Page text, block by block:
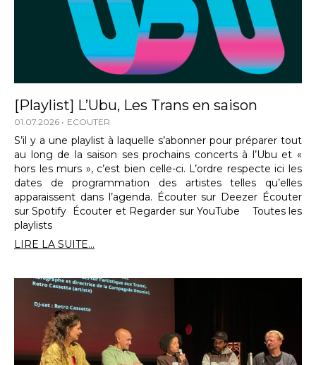
[Playlist] L’Ubu, Les Trans en saison
01.07.2026 ECOUTER
S’il y a une playlist à laquelle s’abonner pour préparer tout
au long de la saison ses prochains concerts à l’Ubu et «
hors les murs », c’est bien celle-ci. L’ordre respecte ici les
dates de programmation des artistes telles qu’elles
apparaissent dans l’agenda. Écouter sur Deezer Écouter
sur Spotify Écouter et Regarder sur YouTube Toutes les
playlists
LIRE LA SUITE...